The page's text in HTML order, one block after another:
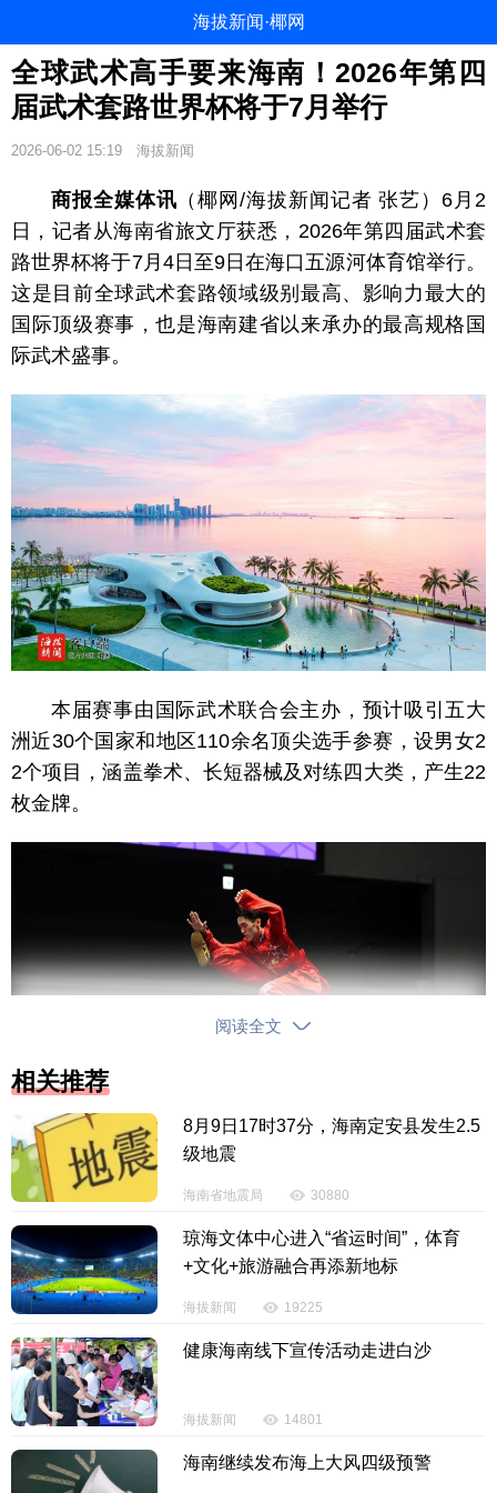
海拔新闻·椰网
全球武术高手要来海南！2026年第四
届武术套路世界杯将于7月举行
2026-06-02 15:19 海拔新闻
商报全媒体讯 （椰网/海拔新闻记者 张艺）6月2
日，记者从海南省旅文厅获悉，2026年第四届武术套
路世界杯将于7月4日至9日在海口五源河体育馆举行。
这是目前全球武术套路领域级别最高、影响力最大的
国际顶级赛事，也是海南建省以来承办的最高规格国
际武术盛事。
本届赛事由国际武术联合会主办，预计吸引五大
洲近30个国家和地区110余名顶尖选手参赛，设男女2
2个项目，涵盖拳术、长短器械及对练四大类，产生22
枚金牌。
武术套路世界杯是国际武联六大官方赛事之一，
通常每两年举办一届，世锦赛前八名选手方可参赛。
自2016年11月在中国福州举行首届赛事以来，该赛事
已成为代表武术套路最高竞技水平的国际交流平台。
值得一提的是2026年达喀尔青年奥林匹克运动会
将于10月31日至11月13日举办，武术是正式比赛项目
之一，这也是武术首次成为青年奥林匹克系列运动会
赛事将为技术官员开展实战练兵，夯实青奥赛事筹备
阅读全文
相关推荐
8月9日17时37分，海南定安县发生2.5
级地震
海南省地震局 30880
琼海文体中心进入“省运时间”，体育
+文化+旅游融合再添新地标
海拔新闻 19225
健康海南线下宣传活动走进白沙
海拔新闻 14801
海南继续发布海上大风四级预警